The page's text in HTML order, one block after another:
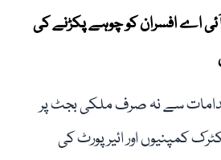
آئی اے افسران کو چوہے پکڑنے کی
سے نہ صرف ملکی بجٹ پر
کمپنیوں اور ائیرپورٹ کی